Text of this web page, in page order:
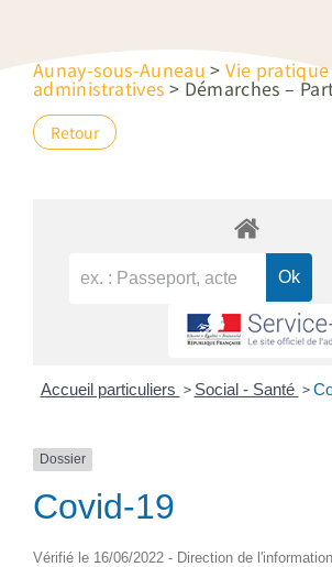
Aunay-sous-Auneau >Vie pratique
administratives > Démarches –
Retour
Accueil particuliers > Social - Santé >
Dossier
Covid-19
Vérifié le 16/06/2022 - Direction de